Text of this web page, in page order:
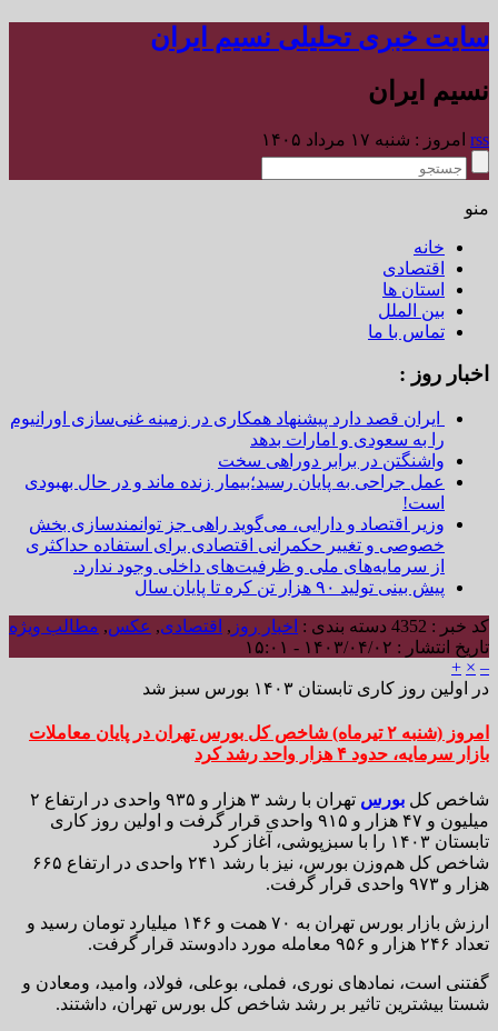
سایت خبری تحلیلی نسیم ایران
نسیم ایران
rss امروز : شنبه ۱۷ مرداد ۱۴۰۵
منو
خانه
اقتصادی
استان ها
بین الملل
تماس با ما
اخبار روز :
ایران قصد دارد پیشنهاد همکاری در زمینه غنی‌سازی اورانیوم
را به سعودی و امارات بدهد
واشنگتن در برابر دوراهی سخت
عمل جراحی به پایان رسید؛بیمار زنده ماند و در حال بهبودی
است!
وزیر اقتصاد و دارایی، می‌گوید راهی جز توانمندسازی بخش
خصوصی و تغییر حکمرانی اقتصادی برای استفاده حداکثری
از سرمایه‌های ملی و ظرفیت‌های داخلی وجود ندارد.
پیش بینی تولید ۹۰ هزار تن کره تا پایان سال
کد خبر : 4352 دسته بندی : اخبار روز , اقتصادی, عکس, مطالب ویژه
تاریخ انتشار : ۱۴۰۳/۰۴/۰۲ - ۱۵:۰۱
–
×
+
در اولین روز کاری تابستان ۱۴۰۳ بورس سبز شد
امروز (شنبه ۲ تیرماه) شاخص کل بورس تهران در پایان معاملات
بازار سرمایه، حدود ۴ هزار واحد رشد کرد
شاخص کل بورس
تهران با رشد ۳ هزار و ۹۳۵ واحدی در ارتفاع ۲
میلیون و ۴۷ هزار و ۹۱۵ واحدی قرار گرفت و اولین روز کاری
تابستان ۱۴۰۳ را با سبزپوشی، آغاز کرد
شاخص کل هم‌وزن بورس، نیز با رشد ۲۴۱ واحدی در ارتفاع ۶۶۵
هزار و ۹۷۳ واحدی قرار گرفت.
ارزش بازار بورس تهران به ۷۰ همت و ۱۴۶ میلیارد تومان رسید و
تعداد ۲۴۶ هزار و ۹۵۶ معامله مورد دادوستد قرار گرفت.
گفتنی است، نماد‌های نوری، فملی، بوعلی، فولاد، وامید، ومعادن و
شستا بیشترین تاثیر بر رشد شاخص کل بورس تهران، داشتند.